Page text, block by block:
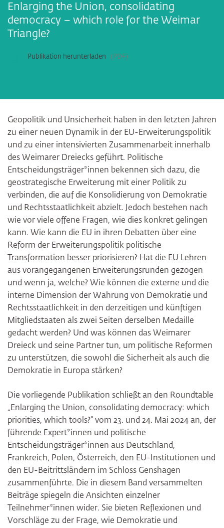
Enlarging the Union, consolidating
democracy – which role for the Weimar
Triangle?
Publikation herunterladen PDF
Geopolitik und Unsicherheit haben in den letzten Jahren
zu einer neuen Dynamik in der EU-Erweiterungspolitik
und zu einer intensivierten Zusammenarbeit innerhalb
des Weimarer Dreiecks geführt. Politische
Entscheidungsträger*innen bekennen sich dazu, die
geostrategische Erweiterung mit einer Politik zu
verbinden, die auf die Konsolidierung von Demokratie
und Rechtsstaatlichkeit abzielt. Jedoch bestehen nach
wie vor viele offene Fragen, wie dies konkret gelingen
kann. Wie kann die EU in ihren Debatten über eine
Reform der Erweiterungspolitik politische
Transformation besser priorisieren? Hat die EU Lehren
aus vorangegangenen Erweiterungsrunden gezogen
und wenn ja, welche? Wie können die externe und die
interne Dimension der Wahrung von Demokratie und
Rechtsstaatlichkeit in den derzeitigen und künftigen
Mitgliedstaaten als zwei Seiten derselben Medaille
gedacht werden? Und was können das Weimarer
Dreieck und seine Partner tun, um politische Reformen
zu unterstützen, die sowohl die Sicherheit als auch die
Demokratie in Europa stärken?
Die vorliegende Publikation schließt an den Roundtable
„Enlarging the Union, consolidating democracy: which
priorities, which tools?“ vom 23. und 24. Mai 2024 an, der
führende Expert*innen und politische
Entscheidungsträger*innen aus Deutschland,
Frankreich, Polen, Österreich, den EU-Institutionen und
den EU-Beitrittsländern im Schloss Genshagen
zusammenführte. Die in diesem Band versammelten
Beiträge spiegeln die Ansichten einzelner
Teilnehmer*innen wider. Sie bieten Reflexionen und
Vorschläge zu der Frage, wie Demokratie und